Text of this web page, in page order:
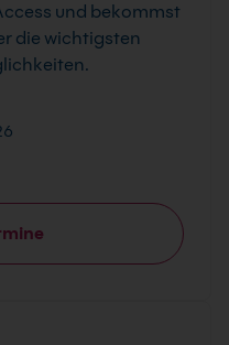
und bekommst
die wichtigsten